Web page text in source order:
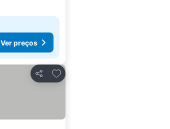
Ver preços
Partilhar
Adicionar aos favoritos